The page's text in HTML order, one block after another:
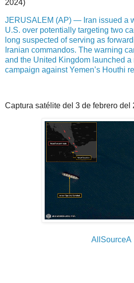
2024)
JERUSALEM (AP) — Iran issued a
U.S. over potentially targeting two
long suspected of serving as
Iranian commandos. The warning
and the United Kingdom launched a
campaign against Yemen’s Houthi
Captura satélite del 3 de febrero del
AllSourceA